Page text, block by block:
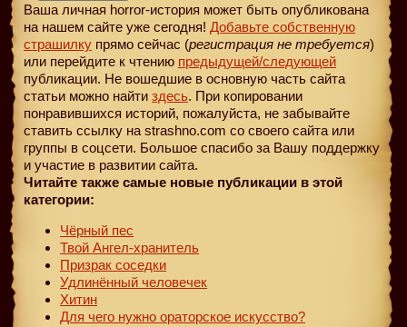
Ваша личная horror-история может быть опубликована
на нашем сайте уже сегодня! Добавьте собственную
страшилку прямо сейчас (регистрация не требуется)
или перейдите к чтению предыдущей/следующей
публикации. Не вошедшие в основную часть сайта
статьи можно найти здесь. При копировании
понравившихся историй, пожалуйста, не забывайте
ставить ссылку на strashno.com со своего сайта или
группы в соцсети. Большое спасибо за Вашу поддержку
и участие в развитии сайта.
Читайте также самые новые публикации в этой
категории:
Чёрный пес
Твой Ангел-хранитель
Призрак соседки
Удлинённый человечек
Хитин
Для чего нужно ораторское искусство?